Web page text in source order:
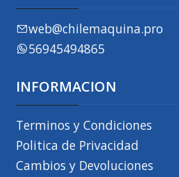
web@chilemaquina.pro
56945494865
INFORMACION
Terminos y Condiciones
Politica de Privacidad
Cambios y Devoluciones